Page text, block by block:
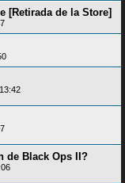
[Retirada de la Store]
de Black Ops II?